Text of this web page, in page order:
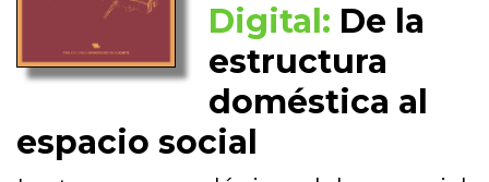
Digital: De la
estructura
doméstica al
espacio social